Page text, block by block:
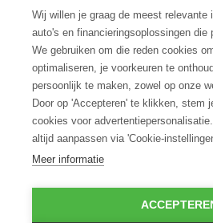
Algemene Voorwaarden
Disclaimer
Privacy Policy
Cookies
Cookie policy
Wij willen je graag de meest relevante
auto's en financieringsoplossingen die
We gebruiken om die reden cookies
optimaliseren, je voorkeuren te
persoonlijk te maken, zowel op onze
Door op 'Accepteren' te klikken, stem
cookies voor
altijd aanpassen via 'Cookie-
Meer informatie